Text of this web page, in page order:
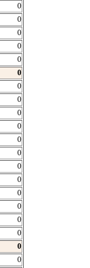
0
0
0
0
0
0
0
0
0
0
0
0
0
0
0
0
0
0
0
0